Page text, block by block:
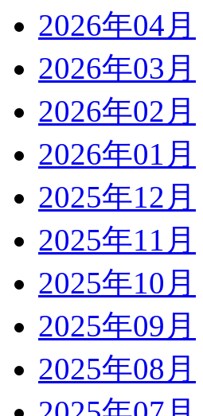
2026年04月
2026年03月
2026年02月
2026年01月
2025年12月
2025年11月
2025年10月
2025年09月
2025年08月